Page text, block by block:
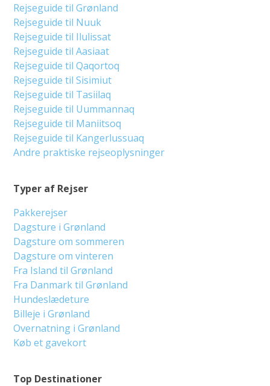
Top Destinationer
Typer af Rejser
Pakkerejser
Dagsture i Grønland
Dagsture om sommeren
Dagsture om vinteren
Fra Island til Grønland
Fra Danmark til Grønland
Hundeslædeture
Billeje i Grønland
Overnatning i Grønland
Køb et gavekort
Rejseguide til Grønland
Rejseguide til Nuuk
Rejseguide til Ilulissat
Rejseguide til Aasiaat
Rejseguide til Qaqortoq
Rejseguide til Sisimiut
Rejseguide til Tasiilaq
Rejseguide til Uummannaq
Rejseguide til Maniitsoq
Rejseguide til Kangerlussuaq
Andre praktiske rejseoplysninger